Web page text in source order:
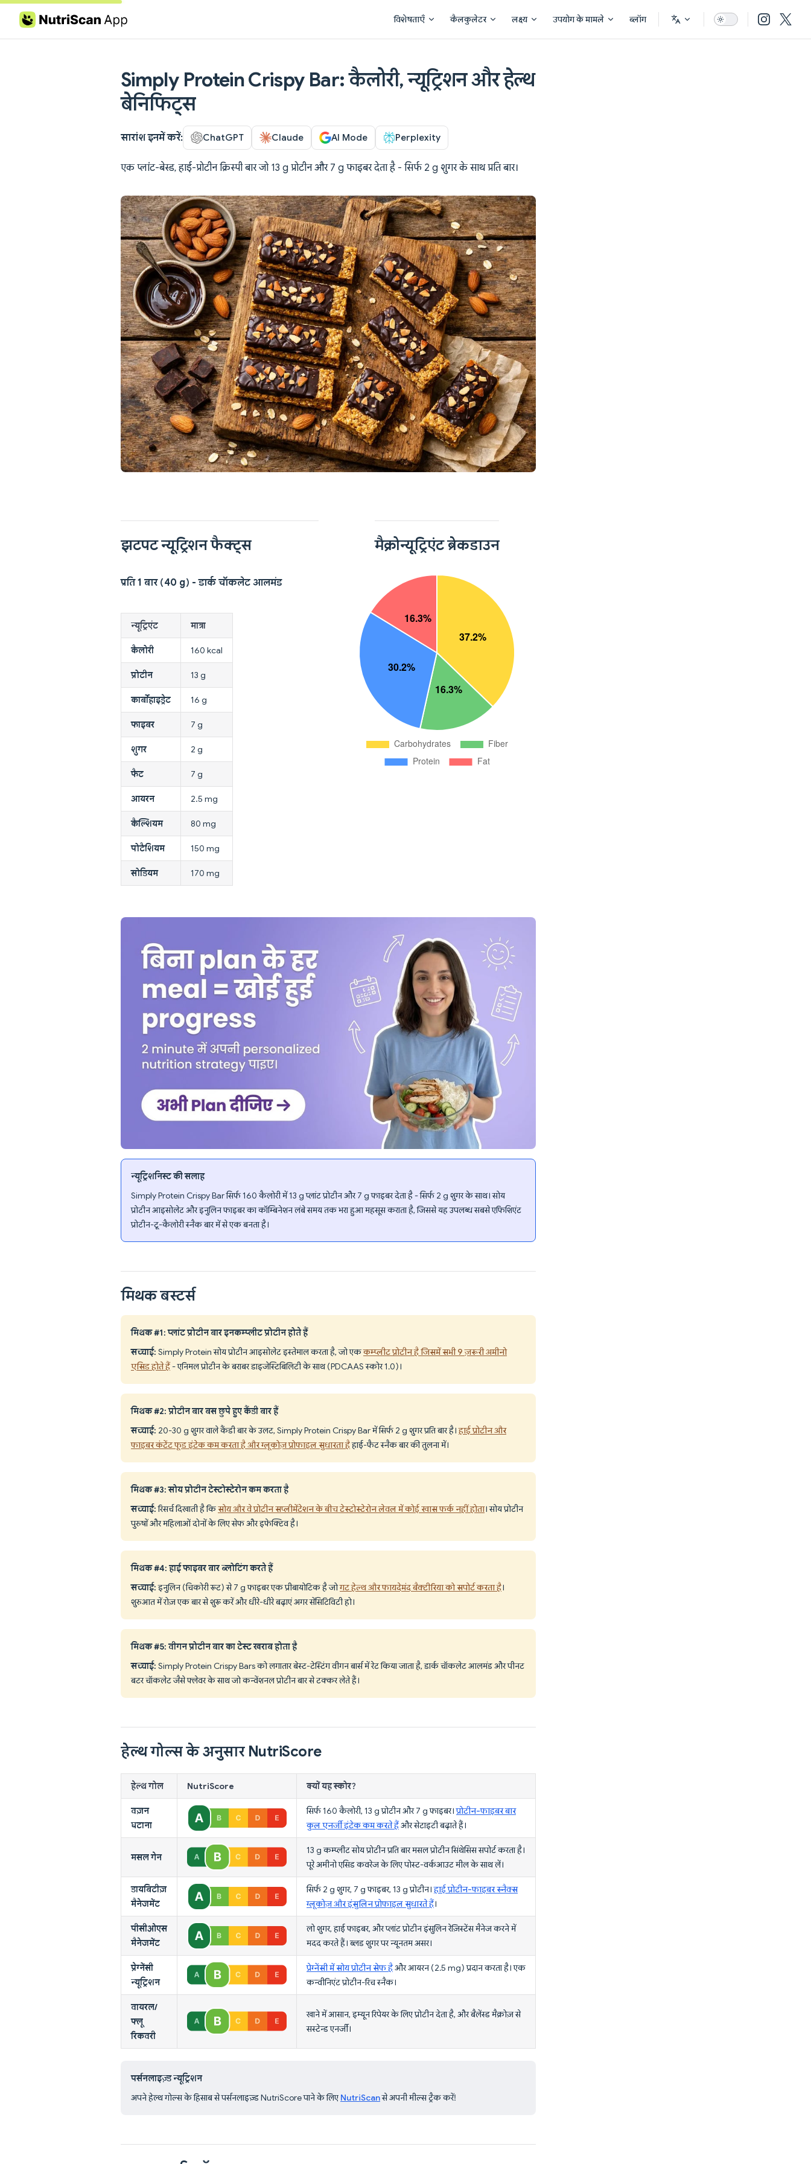
Skip to content विशेषताएँ कैलकुलेटर लक्ष्य उपयोग के मामले ब्लॉग
Simply Protein Crispy Bar: कैलोरी, न्यूट्रिशन और हेल्थ
बेनिफिट्स
सारांश इनमें करें: ChatGPT Claude AI Mode Perplexity
एक प्लांट-बेस्ड, हाई-प्रोटीन क्रिस्पी बार जो 13 g प्रोटीन और 7 g फाइबर देता है - सिर्फ 2 g शुगर के साथ प्रति बार।
झटपट न्यूट्रिशन फैक्ट्स
प्रति 1 बार (40 g) - डार्क चॉकलेट आलमंड
न्यूट्रिएंट मात्रा
कैलोरी 160 kcal
प्रोटीन 13 g
कार्बोहाइड्रेट 16 g
फाइबर 7 g
शुगर 2 g
फैट 7 g
आयरन 2.5 mg
कैल्शियम 80 mg
पोटैशियम 150 mg
सोडियम 170 mg
मैक्रोन्यूट्रिएंट ब्रेकडाउन
न्यूट्रिशनिस्ट की सलाह
Simply Protein Crispy Bar सिर्फ 160 कैलोरी में 13 g प्लांट प्रोटीन और 7 g फाइबर देता है - सिर्फ 2 g शुगर के साथ। सोय
प्रोटीन आइसोलेट और इनुलिन फाइबर का कॉम्बिनेशन लंबे समय तक भरा हुआ महसूस कराता है, जिससे यह उपलब्ध सबसे एफिशिएंट
प्रोटीन-टू-कैलोरी स्नैक बार में से एक बनता है।
मिथक बस्टर्स
मिथक #1: प्लांट प्रोटीन बार इनकम्प्लीट प्रोटीन होते हैं
सच्चाई: Simply Protein सोय प्रोटीन आइसोलेट इस्तेमाल करता है, जो एककम्प्लीट प्रोटीन है जिसमें सभी 9 ज़रूरी अमीनो
एसिड होते हैं- एनिमल प्रोटीन के बराबर डाइजेस्टिबिलिटी के साथ (PDCAAS स्कोर 1.0)।
मिथक #2: प्रोटीन बार बस छुपे हुए कैंडी बार हैं
सच्चाई: 20-30 g शुगर वाले कैंडी बार के उलट, Simply Protein Crispy Bar में सिर्फ 2 g शुगर प्रति बार है।हाई प्रोटीन और
फाइबर कंटेंट फूड इंटेक कम करता है और ग्लूकोज़ प्रोफाइल सुधारता हैहाई-फैट स्नैक बार की तुलना में।
मिथक #3: सोय प्रोटीन टेस्टोस्टेरोन कम करता है
सच्चाई:रिसर्च दिखाती है किसोय और वे प्रोटीन सप्लीमेंटेशन के बीच टेस्टोस्टेरोन लेवल में कोई खास फर्क नहीं होता। सोय प्रोटीन
पुरुषों और महिलाओं दोनों के लिए सेफ और इफेक्टिव है।
मिथक #4: हाई फाइबर बार ब्लोटिंग करते हैं
सच्चाई:इनुलिन (चिकोरी रूट) से 7 g फाइबर एक प्रीबायोटिक है जोगट हेल्थ और फायदेमंद बैक्टीरिया को सपोर्ट करता है।
शुरुआत में रोज़ एक बार से शुरू करें और धीरे-धीरे बढ़ाएं अगर सेंसिटिविटी हो।
मिथक #5: वीगन प्रोटीन बार का टेस्ट खराब होता है
सच्चाई: Simply Protein Crispy Bars को लगातार बेस्ट-टेस्टिंग वीगन बार्स में रेट किया जाता है, डार्क चॉकलेट आलमंड और पीनट
बटर चॉकलेट जैसे फ्लेवर के साथ जो कन्वेंशनल प्रोटीन बार से टक्कर लेते हैं।
हेल्थ गोल्स के अनुसार NutriScore
हेल्थ गोल NutriScore क्यों यह स्कोर?
वज़न
घटाना
सिर्फ 160 कैलोरी, 13 g प्रोटीन और 7 g फाइबर।प्रोटीन-फाइबर बार
कुल एनर्जी इंटेक कम करते हैंऔर सेटाइटी बढ़ाते हैं।
मसल गेन
13 g कम्प्लीट सोय प्रोटीन प्रति बार मसल प्रोटीन सिंथेसिस सपोर्ट करता है।
पूरे अमीनो एसिड कवरेज के लिए पोस्ट-वर्कआउट मील के साथ लें।
डायबिटीज़
मैनेजमेंट
सिर्फ 2 g शुगर, 7 g फाइबर, 13 g प्रोटीन।हाई प्रोटीन-फाइबर स्नैक्स
ग्लूकोज़ और इंसुलिन प्रोफाइल सुधारते हैं।
पीसीओएस
मैनेजमेंट
लो शुगर, हाई फाइबर, और प्लांट प्रोटीन इंसुलिन रेज़िस्टेंस मैनेज करने में
मदद करते हैं। ब्लड शुगर पर न्यूनतम असर।
प्रेग्नेंसी
न्यूट्रिशन
प्रेग्नेंसी में सोय प्रोटीन सेफ हैऔर आयरन (2.5 mg) प्रदान करता है। एक
कन्वीनिएंट प्रोटीन-रिच स्नैक।
वायरल/
फ्लू
रिकवरी
खाने में आसान, इम्यून रिपेयर के लिए प्रोटीन देता है, और बैलेंस्ड मैक्रोज़ से
सस्टेन्ड एनर्जी।
पर्सनलाइज़्ड न्यूट्रिशन
अपने हेल्थ गोल्स के हिसाब से पर्सनलाइज़्ड NutriScore पाने के लिए NutriScanसे अपनी मील्स ट्रैक करें!